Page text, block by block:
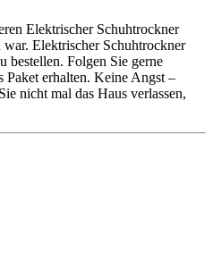
Elektrischer Schuhtrockner
Elektrischer Schuhtrockner
bestellen. Folgen Sie gerne
Paket erhalten. Keine Angst –
nicht mal das Haus verlassen,